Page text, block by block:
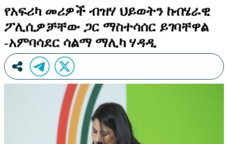
ዓለም አቀፍ ዜናዎች
መጽሔት ስለ እኛ
የአፍሪካ መሪዎች ብዝሃ ህይወትን ከብሄራዊ
ፖሊሲዎቻቸው ጋር ማስተሳሰር ይገባቸዋል
-አምባሳደር ሳልማ ማሊካ ሃዳዲ